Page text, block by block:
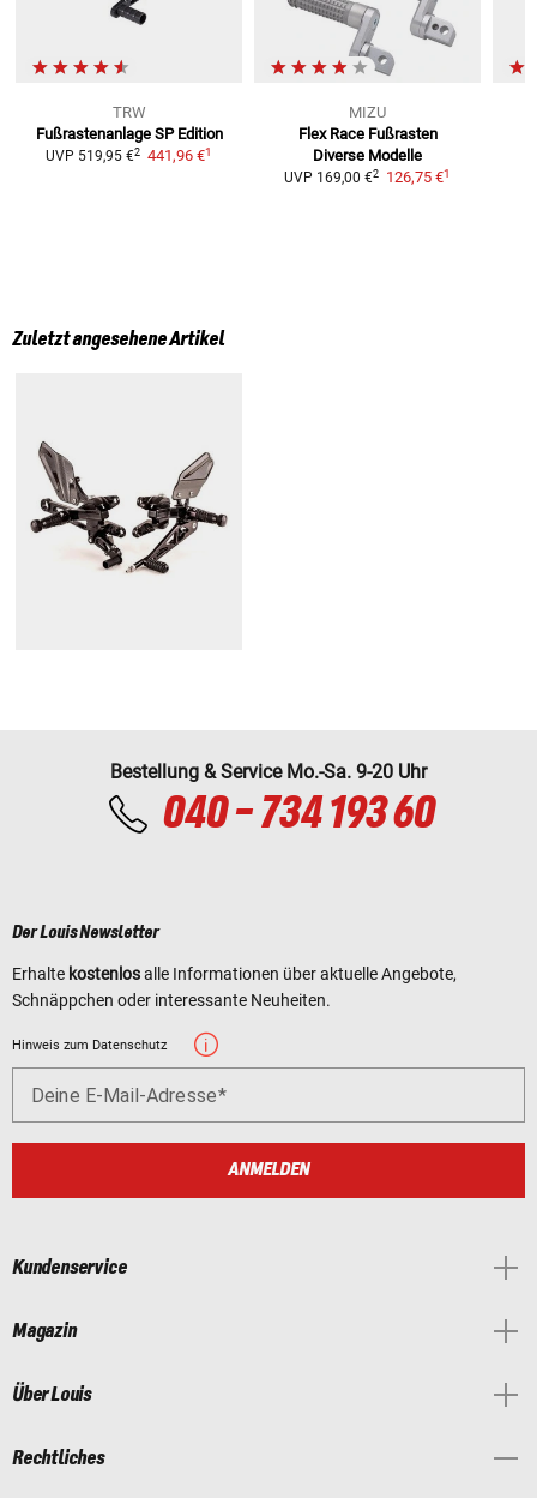
TRW
Fußrastenanlage SP Edition
UVP 519,95 €2 441,96 €1
MIZU
Flex Race Fußrasten
Diverse Modelle
UVP 169,00 €2 126,75 €1
Zuletzt angesehene Artikel
Bestellung & Service Mo.-Sa. 9-20 Uhr
040 - 734 193 60
Der Louis Newsletter
Erhalte kostenlosalle Informationen über aktuelle Angebote,
Schnäppchen oder interessante Neuheiten.
Hinweis zum Datenschutz
Deine E-Mail-Adresse
ANMELDEN
Kundenservice
Magazin
Über Louis
Rechtliches